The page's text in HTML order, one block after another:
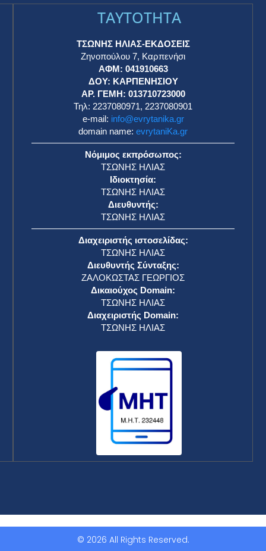
TAYTOTHTA
ΤΣΩΝΗΣ ΗΛΙΑΣ-ΕΚΔΟΣΕΙΣ
Ζηνοπούλου 7, Καρπενήσι
ΑΦΜ: 041910663
ΔΟΥ: ΚΑΡΠΕΝΗΣΙΟΥ
ΑΡ. ΓΕΜΗ: 013710723000
Τηλ: 2237080971, 2237080901
e-mail: info@evrytanika.gr
domain name: evrytaniKa.gr
Νόμιμος εκπρόσωπος:
ΤΣΩΝΗΣ ΗΛΙΑΣ
Ιδιοκτησία:
ΤΣΩΝΗΣ ΗΛΙΑΣ
Διευθυντής:
ΤΣΩΝΗΣ ΗΛΙΑΣ
Διαχειριστής ιστοσελίδας:
ΤΣΩΝΗΣ ΗΛΙΑΣ
Διευθυντής Σύνταξης:
ΖΑΛΟΚΩΣΤΑΣ ΓΕΩΡΓΙΟΣ
Δικαιούχος Domain:
ΤΣΩΝΗΣ ΗΛΙΑΣ
Διαχειριστής Domain:
ΤΣΩΝΗΣ ΗΛΙΑΣ
© 2026 All Rights Reserved.